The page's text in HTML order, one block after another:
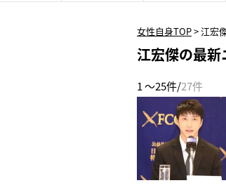
女性自身TOP>江宏
江宏傑の最新
1 ～25件/27件